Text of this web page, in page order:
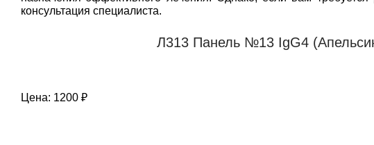
консультация специалиста.
Л313 Панель №13 IgG4
Цена: 1200 ₽